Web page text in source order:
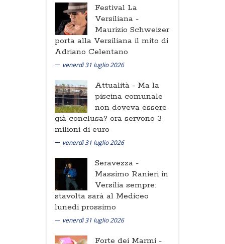
Festival La
Versiliana -
Maurizio Schweizer
porta alla Versiliana il mito di
Adriano Celentano
venerdì 31 luglio 2026
Attualità - Ma la
piscina comunale
non doveva essere
già conclusa? ora servono 3
milioni di euro
venerdì 31 luglio 2026
Seravezza -
Massimo Ranieri in
Versilia sempre:
stavolta sarà al Mediceo
lunedi prossimo
venerdì 31 luglio 2026
Forte dei Marmi -